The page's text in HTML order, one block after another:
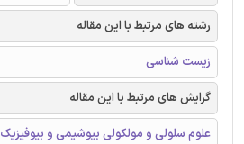
رشته های مرتبط با این مقاله
زیست شناسی
گرایش های مرتبط با این مقاله
علوم سلولی و مولکولی بیوشیمی و بیوفیزیک